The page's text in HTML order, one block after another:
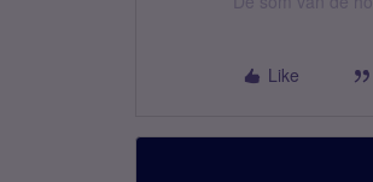
Like